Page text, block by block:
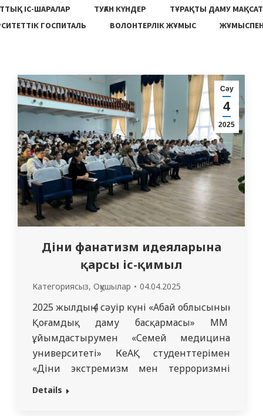
ІС-ШАРАЛАР
ТУҒАН КҮНДЕР
ТҰРАҚТЫ ДАМУ
ГОСПИТАЛЬ
ВОЛОНТЕРЛІК ЖҰМЫС
Сәу
4
2025
Діни фанатизм идеяларына
қарсы іс-қимыл
Категориясыз, Оқушылар 04.04.2025
2025 жылдың 4 сәуір күні «Абай облысының
Қоғамдық даму басқармасы» ММ
ұйымдастырумен «Семей медицина
университеті» КеАҚ студенттерімен
«Діни экстремизм мен терроризмнің
алдын алу» тақырыбына дәріс өткізілді.
Details